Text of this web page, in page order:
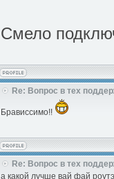
Смело
Re: Вопрос в тех
Брависсимо!!
Re: Вопрос в тех
а какой лучше вай фай